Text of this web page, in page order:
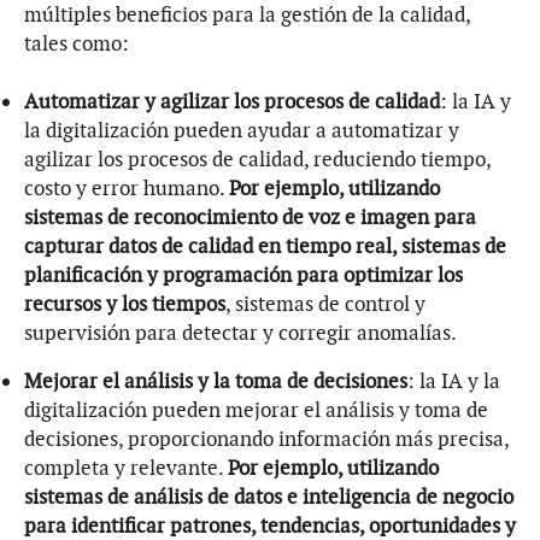
múltiples beneficios para la gestión de la calidad,
tales como:
Automatizar y agilizar los procesos de calidad: la IA y
la digitalización pueden ayudar a automatizar y
agilizar los procesos de calidad, reduciendo tiempo,
costo y error humano.Por ejemplo, utilizando
sistemas de reconocimiento de voz e imagen para
capturar datos de calidad en tiempo real, sistemas de
planificación y programación para optimizar los
recursos y los tiempos, sistemas de control y
supervisión para detectar y corregir anomalías.
Mejorar el análisis y la toma de decisiones: la IA y la
digitalización pueden mejorar el análisis y toma de
decisiones, proporcionando información más precisa,
completa y relevante.Por ejemplo, utilizando
sistemas de análisis de datos e inteligencia de negocio
para identificar patrones, tendencias, oportunidades y